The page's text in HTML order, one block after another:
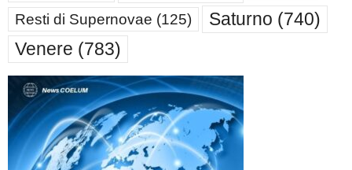
Resti di Supernovae (125) Saturno (740)
Venere (783)